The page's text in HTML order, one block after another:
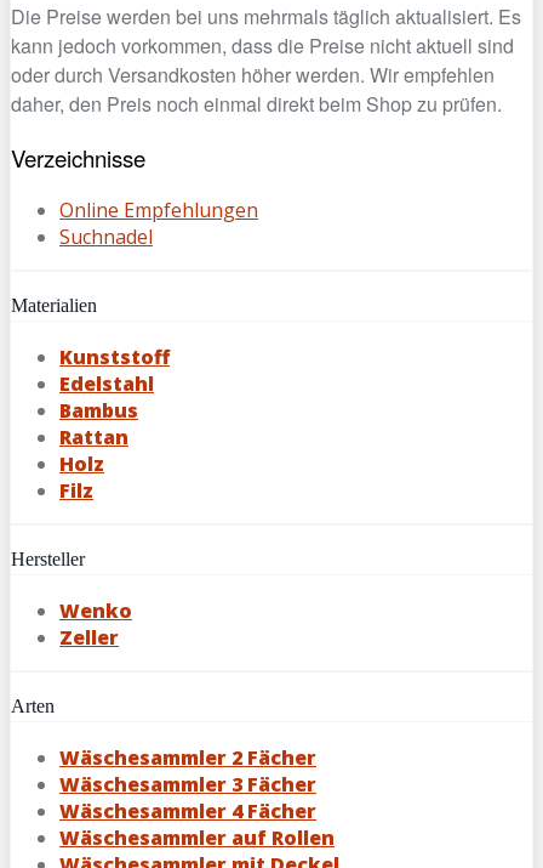
Die Preise werden bei uns mehrmals täglich aktualisiert. Es
kann jedoch vorkommen, dass die Preise nicht aktuell sind
oder durch Versandkosten höher werden. Wir empfehlen
daher, den Preis noch einmal direkt beim Shop zu prüfen.
Verzeichnisse
Online Empfehlungen
Suchnadel
Materialien
Kunststoff
Edelstahl
Bambus
Rattan
Holz
Filz
Hersteller
Wenko
Zeller
Arten
Wäschesammler 2 Fächer
Wäschesammler 3 Fächer
Wäschesammler 4 Fächer
Wäschesammler auf Rollen